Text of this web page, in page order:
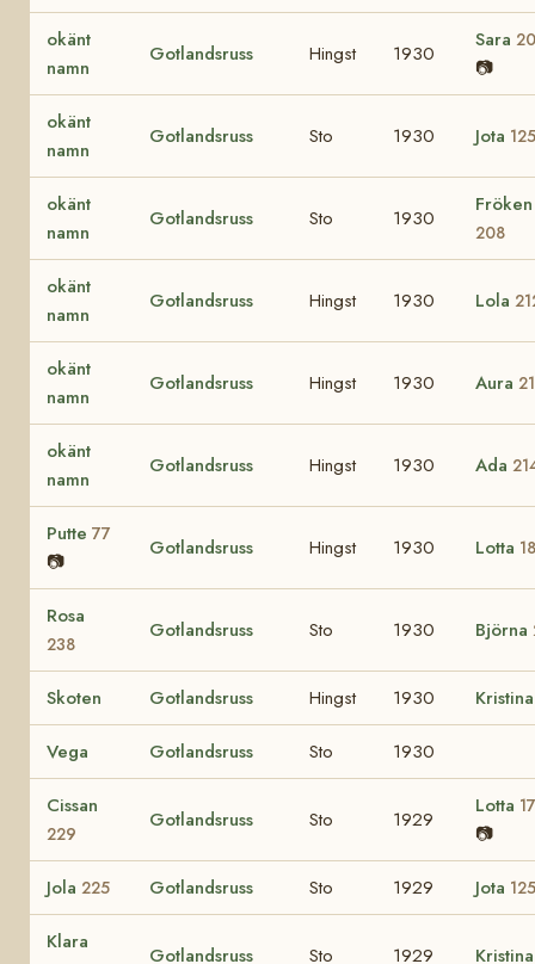
okänt
namn
Gotlandsruss Hingst 1930
Sara
📷
okänt
namn
Gotlandsruss Sto 1930 Jota 125
okänt
namn
Gotlandsruss Sto 1930
Fröken
208
okänt
namn
Gotlandsruss Hingst 1930 Lola
okänt
namn
Gotlandsruss Hingst 1930 Aura
okänt
namn
Gotlandsruss Hingst 1930 Ada
Putte 77
📷
Gotlandsruss Hingst 1930 Lotta
Rosa
238
Gotlandsruss Sto 1930 Björna
Skoten Gotlandsruss Hingst 1930
Vega Gotlandsruss Sto 1930
Cissan
229
Gotlandsruss Sto 1929
Lotta
📷
Jola 225 Gotlandsruss Sto 1929 Jota 125
Klara
Gotlandsruss Sto 1929